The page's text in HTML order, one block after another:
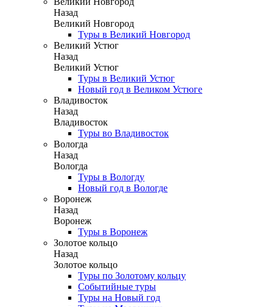
Назад
Великий Новгород
Туры в Великий Новгород
Великий Устюг
Назад
Великий Устюг
Туры в Великий Устюг
Новый год в Великом Устюге
Владивосток
Назад
Владивосток
Туры во Владивосток
Вологда
Назад
Вологда
Туры в Вологду
Новый год в Вологде
Воронеж
Назад
Воронеж
Туры в Воронеж
Золотое кольцо
Назад
Золотое кольцо
Туры по Золотому кольцу
Событийные туры
Туры на Новый год